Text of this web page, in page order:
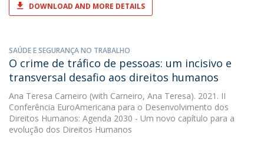
DOWNLOAD AND MORE DETAILS
SAÚDE E SEGURANÇA NO TRABALHO
O crime de tráfico de pessoas: um incisivo e
transversal desafio aos direitos humanos
Ana Teresa Carneiro (with Carneiro, Ana Teresa). 2021. II
Conferência EuroAmericana para o Desenvolvimento dos
Direitos Humanos: Agenda 2030 - Um novo capítulo para a
evolução dos Direitos Humanos